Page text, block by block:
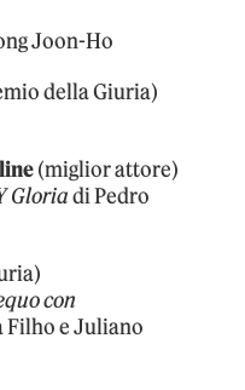
Joon-Ho
della Giuria)
(miglior attore)
Gloriadi Pedro
con
Filho e Juliano